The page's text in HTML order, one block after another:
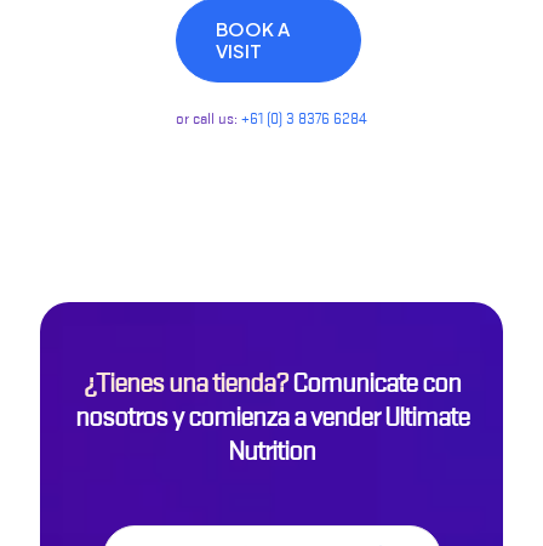
BOOK A
VISIT
or call us: +61 (0) 3 8376 6284
¿Tienes una tienda?Comunicate con
nosotros y comienza a vender Ultimate
Nutrition